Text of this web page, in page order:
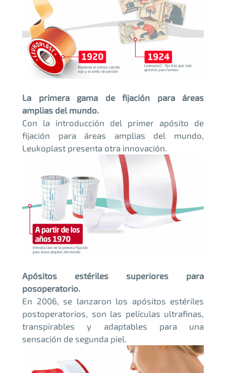
La primera gama de fijación para áreas
amplias del mundo.
Con la introducción del primer apósito de
fijación para áreas amplias del mundo,
Leukoplast presenta otra innovación.
Apósitos estériles superiores para
posoperatorio.
En 2006, se lanzaron los apósitos estériles
postoperatorios, son las películas ultrafinas,
transpirables y adaptables para una
sensación de segunda piel.